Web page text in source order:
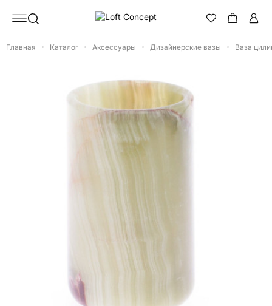
Главная Каталог Аксессуары Дизайнерские вазы Ваза